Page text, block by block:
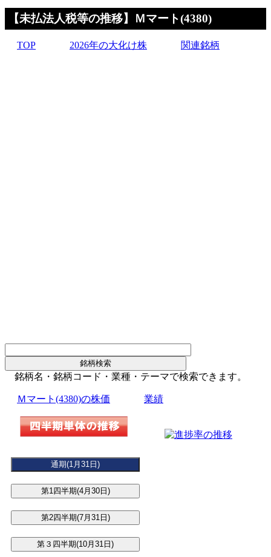
【未払法人税等の推移】Ｍマート(4380)
TOP 2026年の大化け株 関連銘柄
銘柄名・銘柄コード・業種・テーマで検索できます。
Ｍマート(4380)の株価 業績